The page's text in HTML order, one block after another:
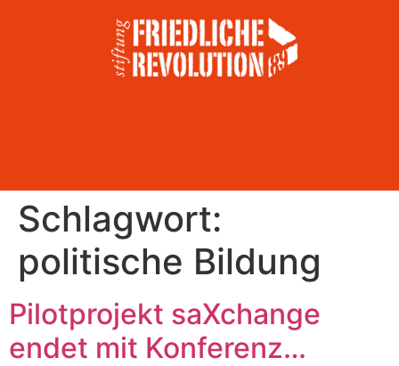
Schlagwort:
politische Bildung
Pilotprojekt saXchange
endet mit Konferenz…